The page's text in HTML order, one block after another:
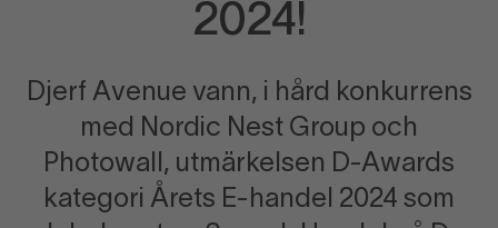
2024!
Djerf Avenue vann, i hård konkurrens
med Nordic Nest Group och
Photowall, utmärkelsen D-Awards
kategori Årets E-handel 2024 som